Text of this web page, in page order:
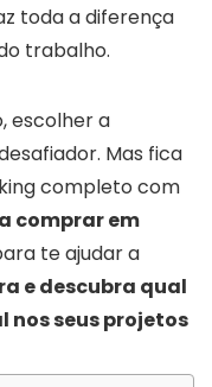
toda a diferença
trabalho.
escolher a
Mas fica
completo com
comprar em
te ajudar a
e descubra qual
nos seus projetos